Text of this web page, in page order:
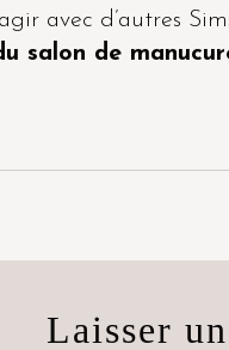
avec d’autres
salon de
Laisser